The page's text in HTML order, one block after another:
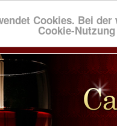
Cookies. Bei
Cookie-